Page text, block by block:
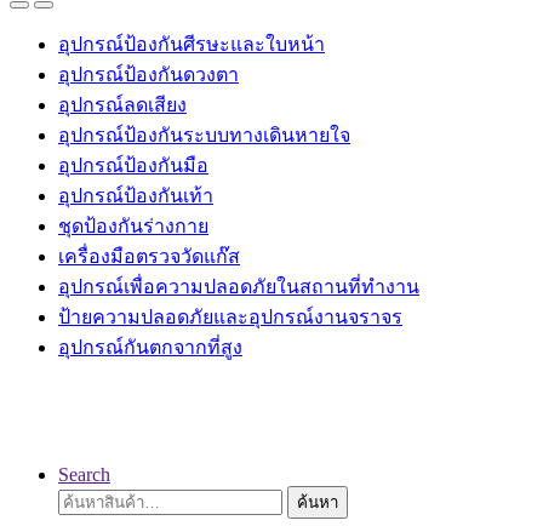
อุปกรณ์ป้องกันศีรษะและใบหน้า
อุปกรณ์ป้องกันดวงตา
อุปกรณ์ลดเสียง
อุปกรณ์ป้องกันระบบทางเดินหายใจ
อุปกรณ์ป้องกันมือ
อุปกรณ์ป้องกันเท้า
ชุดป้องกันร่างกาย
เครื่องมือตรวจวัดแก๊ส
อุปกรณ์เพื่อความปลอดภัยในสถานที่ทำงาน
ป้ายความปลอดภัยและอุปกรณ์งานจราจร
อุปกรณ์กันตกจากที่สูง
Search
ค้นหา:
ค้นหา